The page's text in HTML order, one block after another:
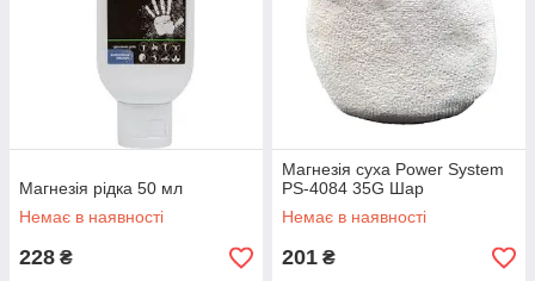
Магнезія рідка 50 мл
Немає в наявності
228 ₴
Магнезія суха Power System
PS-4084 35G Шар
Немає в наявності
201 ₴